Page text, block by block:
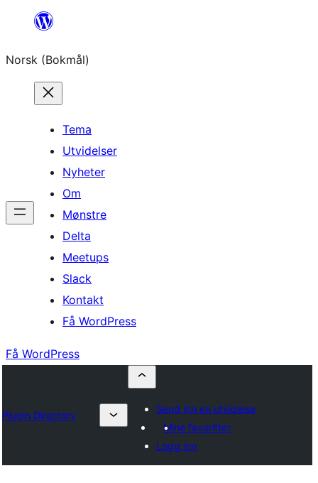
Hopp
innhold
Norsk (Bokmål)
Tema
Utvidelser
Nyheter
Om
Mønstre
Delta
Meetups
Slack
Kontakt
Få WordPress
Få WordPress
Plugin Directory
Send inn en utvidelse
Mine favoritter
Logg inn